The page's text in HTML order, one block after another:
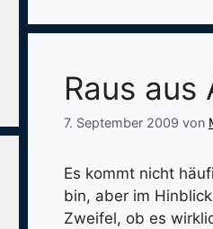
Raus aus
7. September 2009 von
Es kommt nicht
bin, aber im
Zweifel, ob es